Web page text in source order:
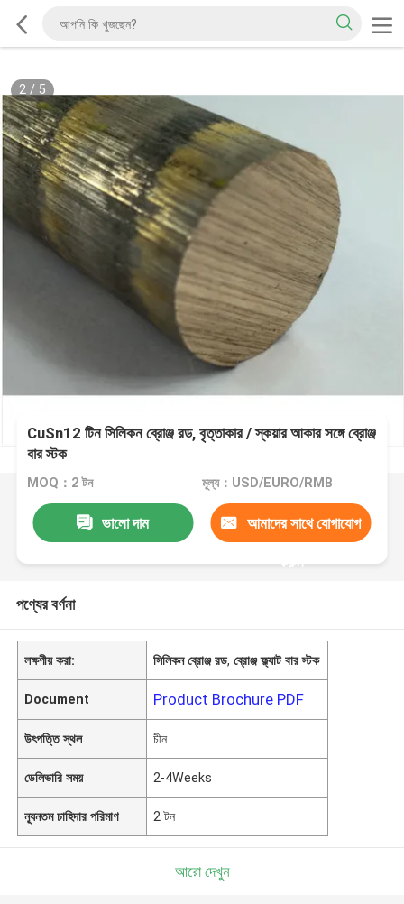
2/ 5
CuSn12 টিন সিলিকন ব্রোঞ্জ রড, বৃত্তাকার / স্কয়ার আকার সঙ্গে ব্রোঞ্জ
বার স্টক
MOQ：2 টন মূল্য：USD/EURO/RMB
ভালো দাম আমাদের সাথে যোগাযোগ
করুন
পণ্যের বর্ণনা
লক্ষণীয় করা: সিলিকন ব্রোঞ্জ রড,ব্রোঞ্জ ফ্ল্যাট বার স্টক
Document Product Brochure PDF
উৎপত্তি স্থল চীন
ডেলিভারি সময় 2-4Weeks
ন্যূনতম চাহিদার পরিমাণ 2 টন
আরো দেখুন